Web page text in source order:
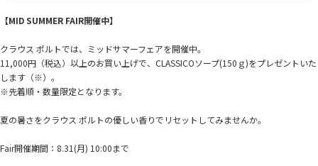
【MID SUMMER FAIR開催中】
クラウス ポルトでは、ミッドサマーフェアを開催中。
11,000円（税込）以上のお買い上げで、CLASSICOソープ(150ｇ)をプレゼントいた
します（※）。
※先着順・数量限定となります。
夏の暑さをクラウス ポルトの優しい香りでリセットしてみませんか。
Fair開催期間：8.31(月) 10:00まで